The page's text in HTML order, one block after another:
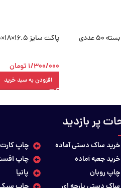
پاکت سایز 16.5×18×16.5 کرافت بسته 50 عددی
1/300/000 تومان
افزودن به سبد خرید
پر بازدید
خرید ساک دستی آماده
خرید جعبه آماده
چاپ روبان
چاپ
چاپ
پانیا